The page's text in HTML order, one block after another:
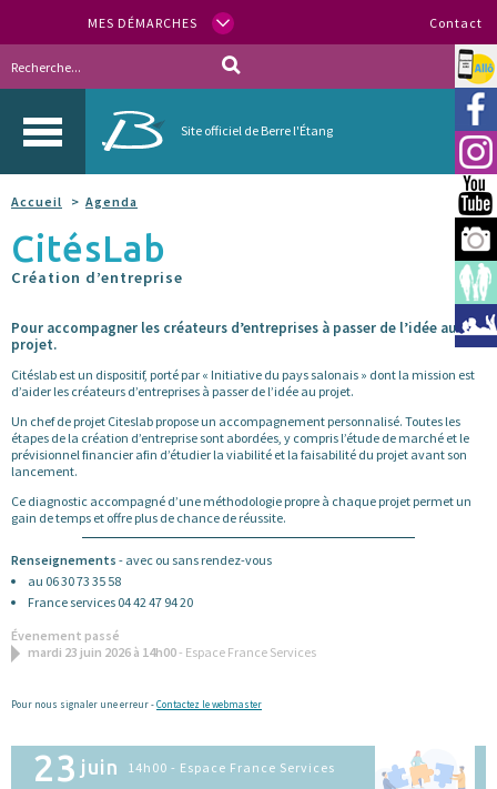
MES DÉMARCHES Contact
Site officiel de Berre l'Étang
Allo
Accueil Agenda
CitésLab
Création d’entreprise
Pour accompagner les créateurs d’entreprises à passer de l’idée au
projet.
Citéslab est un dispositif, porté par « Initiative du pays salonais » dont la mission est
d’aider les créateurs d’entreprises à passer de l’idée au projet.
Un chef de projet Citeslab propose un accompagnement personnalisé. Toutes les
étapes de la création d’entreprise sont abordées, y compris l’étude de marché et le
prévisionnel financier afin d’étudier la viabilité et la faisabilité du projet avant son
lancement.
Ce diagnostic accompagné d’une méthodologie propre à chaque projet permet un
gain de temps et offre plus de chance de réussite.
Renseignements - avec ou sans rendez-vous
au 06 30 73 35 58
France services 04 42 47 94 20
Évenement passé
mardi 23 juin 2026 à 14h00- Espace France Services
Pour nous signaler une erreur -Contactez le webmaster
23 juin 14h00 - Espace France Services